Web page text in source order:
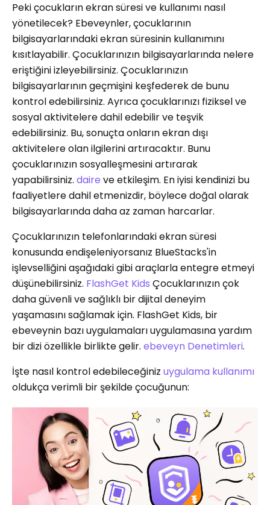
Peki çocukların ekran süresi ve kullanımı nasıl
yönetilecek? Ebeveynler, çocuklarının
bilgisayarlarındaki ekran süresinin kullanımını
kısıtlayabilir. Çocuklarınızın bilgisayarlarında nelere
eriştiğini izleyebilirsiniz. Çocuklarınızın
bilgisayarlarının geçmişini keşfederek de bunu
kontrol edebilirsiniz. Ayrıca çocuklarınızı fiziksel ve
sosyal aktivitelere dahil edebilir ve teşvik
edebilirsiniz. Bu, sonuçta onların ekran dışı
aktivitelere olan ilgilerini artıracaktır. Bunu
çocuklarınızın sosyalleşmesini artırarak
yapabilirsiniz. daire ve etkileşim. En iyisi kendinizi bu
faaliyetlere dahil etmenizdir, böylece doğal olarak
bilgisayarlarında daha az zaman harcarlar.
Çocuklarınızın telefonlarındaki ekran süresi
konusunda endişeleniyorsanız BlueStacks'in
işlevselliğini aşağıdaki gibi araçlarla entegre etmeyi
düşünebilirsiniz. FlashGet Kids Çocuklarınızın çok
daha güvenli ve sağlıklı bir dijital deneyim
yaşamasını sağlamak için. FlashGet Kids, bir
ebeveynin bazı uygulamaları uygulamasına yardım
bir dizi özellikle birlikte gelir. ebeveyn Denetimleri.
İşte nasıl kontrol edebileceğiniz uygulama kullanımı
oldukça verimli bir şekilde çocuğunun: